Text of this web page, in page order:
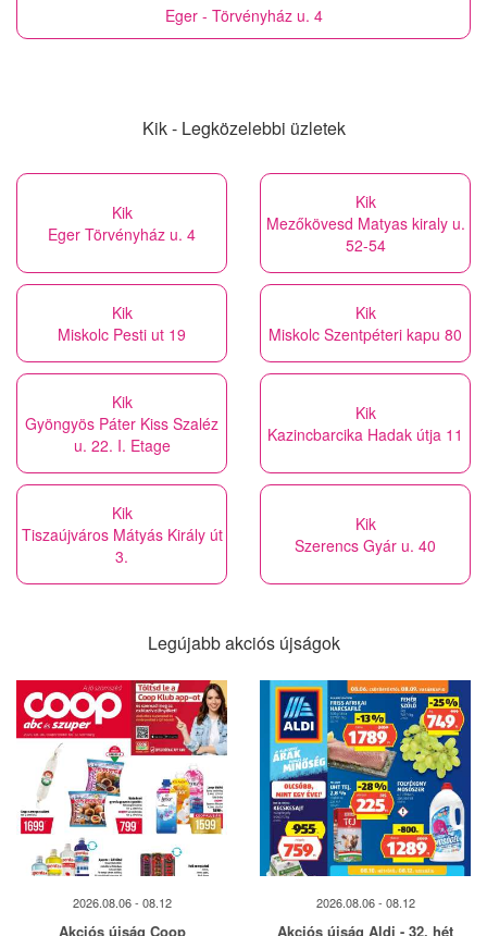
Eger - Törvényház u. 4
Kik - Legközelebbi üzletek
Kik
Eger Törvényház u. 4
Kik
Mezőkövesd Matyas kiraly u.
52-54
Kik
Miskolc Pesti ut 19
Kik
Miskolc Szentpéteri kapu 80
Kik
Gyöngyös Páter Kiss Szaléz
u. 22. I. Etage
Kik
Kazincbarcika Hadak útja 11
Kik
Tiszaújváros Mátyás Király út
3.
Kik
Szerencs Gyár u. 40
Legújabb akciós újságok
2026.08.06 - 08.12
Akciós újság Coop
2026.08.06 - 08.12
Akciós újság Aldi - 32. hét